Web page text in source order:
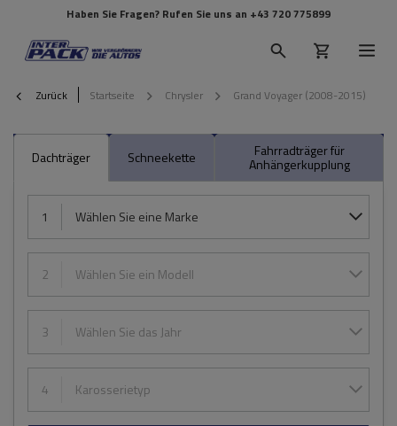
Haben Sie Fragen? Rufen Sie uns an +43 720 775899
Zurück Startseite Chrysler Grand Voyager (2008-2015)
Dachträger Schneekette Fahrradträger für
Anhängerkupplung
1 Wählen Sie eine Marke
2 Wählen Sie ein Modell
3 Wählen Sie das Jahr
4 Karosserietyp